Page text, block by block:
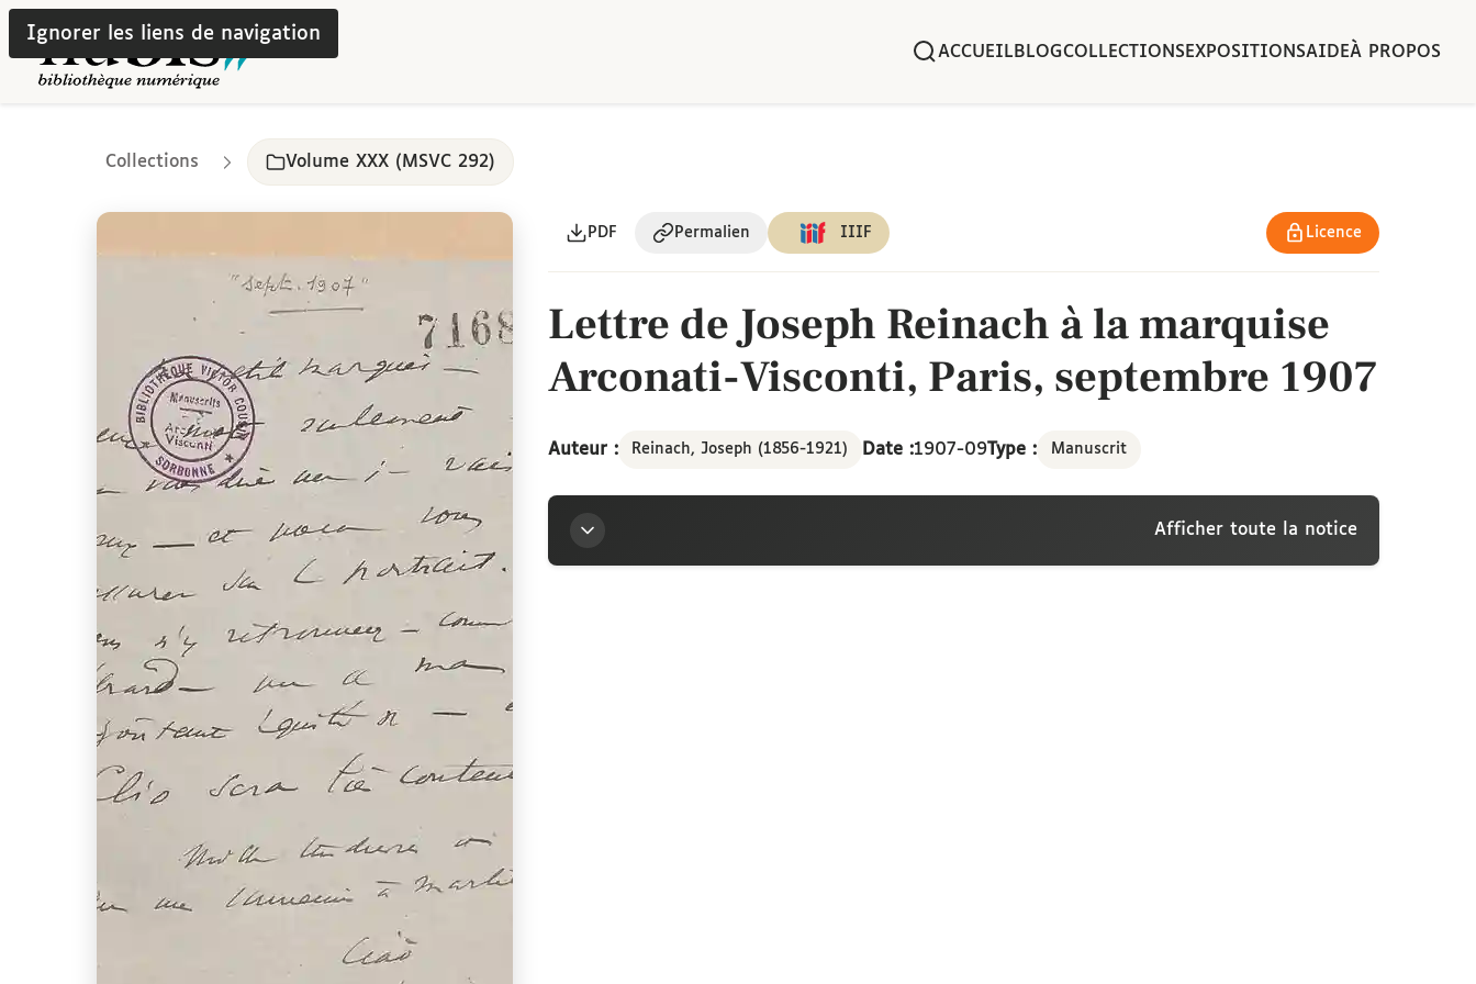
Ignorer les liens de navigation
ACCUEIL BLOGCOLLECTIONSEXPOSITIONSAIDEÀ PROPOS
Collections Volume XXX (MSVC 292)
PDF Permalien IIIF Licence
Lettre de Joseph Reinach à la marquise
Arconati-Visconti, Paris, septembre 1907
Auteur : Reinach, Joseph (1856-1921) Date :1907-09Type : Manuscrit
Afficher toute la notice